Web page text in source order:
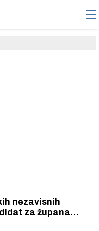
nezavisnih
za župana